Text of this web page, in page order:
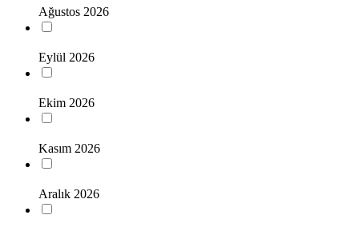
Ağustos 2026
Eylül 2026
Ekim 2026
Kasım 2026
Aralık 2026